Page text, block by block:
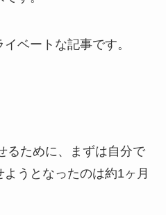
ベートな記事です。
るために、まずは自分で
うとなったのは約1ヶ月